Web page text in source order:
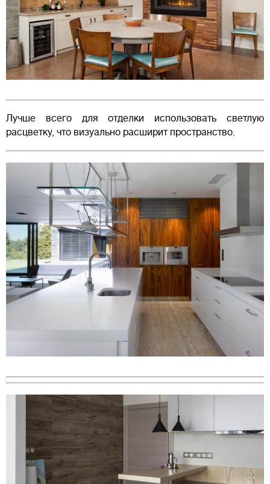
Лучше всего для отделки использовать светлую
расцветку, что визуально расширит пространство.